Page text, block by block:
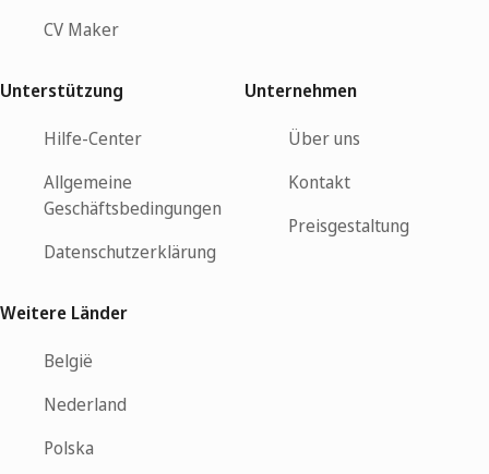
CV Maker
Unterstützung
Hilfe-Center
Allgemeine
Geschäftsbedingungen
Datenschutzerklärung
Unternehmen
Über uns
Kontakt
Preisgestaltung
Weitere Länder
België
Nederland
Polska